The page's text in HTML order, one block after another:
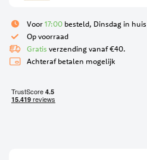
Voor17:00 besteld, Dinsdag in huis
Op voorraad
Gratis verzending vanaf €40.
Achteraf betalen mogelijk